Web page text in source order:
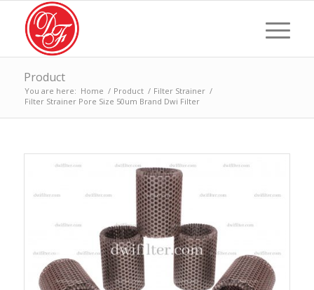
Product
You are here: Home / Product / Filter Strainer /
Filter Strainer Pore Size 50um Brand Dwi Filter